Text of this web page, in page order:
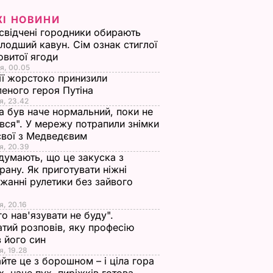
НОВИНИ
городники обирають
кавун. Сім ознак стиглої
ягоди
00.05
жорстоко принизили
героя Путіна
23.42
був наче нормальний, поки не
У мережу потрапили знімки
з Медведєвим
20.39
думають, що це закуска з
Як приготувати ніжні
рулетики без зайвого
20.16
нав'язувати не буду".
розповів, яку професію
його син
19.28
це з борошном – і ціла гора